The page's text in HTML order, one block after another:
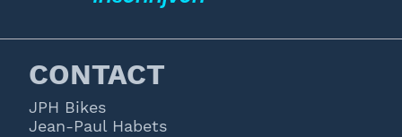
CONTACT
JPH Bikes
Jean-Paul Habets